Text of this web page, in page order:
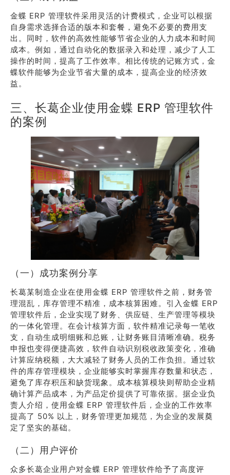
金蝶 ERP 管理软件采用灵活的计费模式，企业可以根据
自身需求选择合适的版本和套餐，避免不必要的费用支
出。同时，软件的高效性能够节省企业的人力成本和时间
成本。例如，通过自动化的数据录入和处理，减少了人工
操作的时间，提高了工作效率。相比传统的记账方式，金
蝶软件能够为企业节省大量的成本，提高企业的经济效
益。
三、长葛企业使用金蝶 ERP 管理软件
的案例
（一）成功案例分享
长葛某制造企业在使用金蝶 ERP 管理软件之前，财务管
理混乱，库存管理不精准，成本核算困难。引入金蝶 ERP
管理软件后，企业实现了财务、供应链、生产管理等模块
的一体化管理。在会计核算方面，软件精准记录每一笔收
支，自动生成明细账和总账，让财务账目清晰准确。税务
申报也变得便捷高效，软件自动识别税收政策变化，准确
计算应纳税额，大大减轻了财务人员的工作负担。通过软
件的库存管理模块，企业能够实时掌握库存数量和状态，
避免了库存积压和缺货现象。成本核算模块则帮助企业精
确计算产品成本，为产品定价提供了可靠依据。据企业负
责人介绍，使用金蝶 ERP 管理软件后，企业的工作效率
提高了 50% 以上，财务管理更加规范，为企业的发展奠
定了坚实的基础。
（二）用户评价
众多长葛企业用户对金蝶 ERP 管理软件给予了高度评